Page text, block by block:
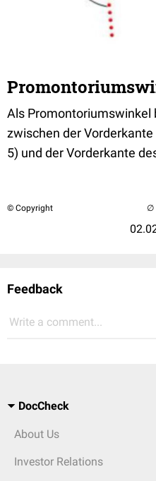
Als Promontoriumswinkel
zwischen der Vorderkante
5) und der Vorderkante
© Copyright
Feedback
Write a comment...
DocCheck
About Us
Investor Relations